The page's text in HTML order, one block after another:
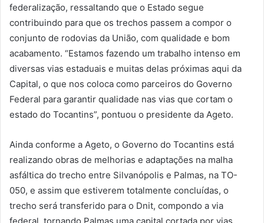
federalização, ressaltando que o Estado segue
contribuindo para que os trechos passem a compor o
conjunto de rodovias da União, com qualidade e bom
acabamento. “Estamos fazendo um trabalho intenso em
diversas vias estaduais e muitas delas próximas aqui da
Capital, o que nos coloca como parceiros do Governo
Federal para garantir qualidade nas vias que cortam o
estado do Tocantins”, pontuou o presidente da Ageto.
Ainda conforme a Ageto, o Governo do Tocantins está
realizando obras de melhorias e adaptações na malha
asfáltica do trecho entre Silvanópolis e Palmas, na TO-
050, e assim que estiverem totalmente concluídas, o
trecho será transferido para o Dnit, compondo a via